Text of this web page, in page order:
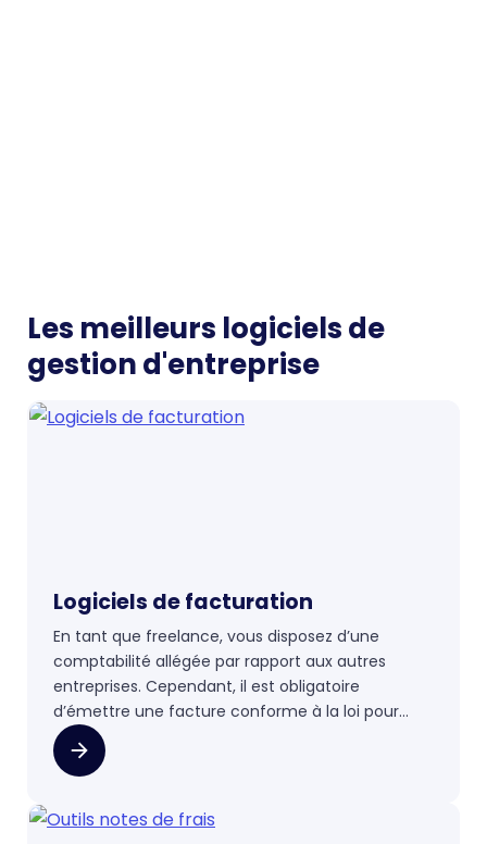
Les meilleurs logiciels de
gestion d'entreprise
Logiciels de facturation
En tant que freelance, vous disposez d’une
comptabilité allégée par rapport aux autres
entreprises. Cependant, il est obligatoire
d’émettre une facture conforme à la loi pour
chaque prestation vendue à l’un de vos clients.
Vous pouvez bien sûr créer vos factures à la
fera gagner un temps précieux !